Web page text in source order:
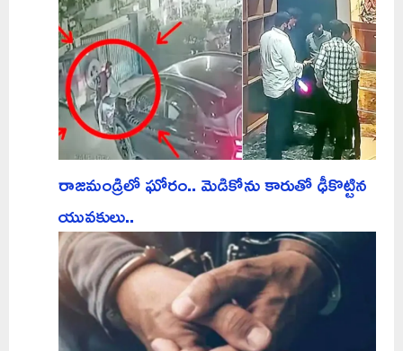
రాజమండ్రిలో ఘోరం.. మెడికోను కారుతో ఢీకొట్టిన
యువకులు..